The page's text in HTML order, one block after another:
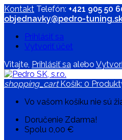
Kontakt Telefón: +421 905 50
objednavky@pedro-
Prihlásiť sa
Vytvoriť účet
Vitajte, Prihlásiť sa alebo
shopping_cart Košík: 0
Vo vašom košíku nie sú
Doručenie Zdarma!
Spolu 0,00 €